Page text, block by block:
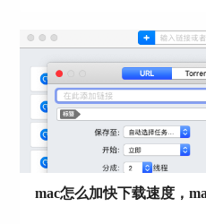
图3:添
或者选中这个新标签，
以对标签进行重命名。
“存储位置”可以更改为
置，与Music整合可以自
对”为此类属性下载任务
置，可以为新标签匹配文
mac怎么加快下载速度，